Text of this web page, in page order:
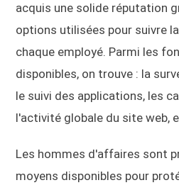
acquis une solide réputation
options utilisées pour suivre
chaque employé. Parmi les
disponibles, on trouve : la
le suivi des applications, les
l'activité globale du site web,
Les hommes d'affaires sont
moyens disponibles pour